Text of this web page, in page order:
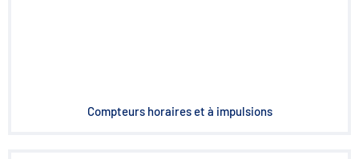
Compteurs horaires et à impulsions